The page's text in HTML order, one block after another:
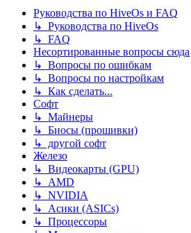
Руководства по HiveOs и FAQ
↳ Руководства по HiveOs
↳ FAQ
Несортированные вопросы сюда
↳ Вопросы по ошибкам
↳ Вопросы по настройкам
↳ Как сделать...
Софт
↳ Майнеры
↳ Биосы (прошивки)
↳ другой софт
Железо
↳ Видеокарты (GPU)
↳ AMD
↳ NVIDIA
↳ Асики (ASICs)
↳ Процессоры